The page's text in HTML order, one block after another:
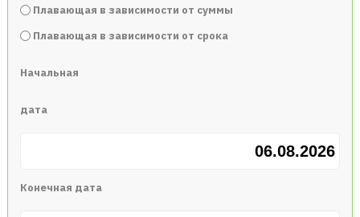
Плавающая в зависимости от суммы
Плавающая в зависимости от срока
Начальная
дата
Конечная дата